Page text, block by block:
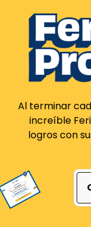
Al terminar
increíble
logros con